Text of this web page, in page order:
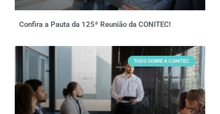
Confira a Pauta da 125ª Reunião da CONITEC!
TUDO SOBRE A CONITEC